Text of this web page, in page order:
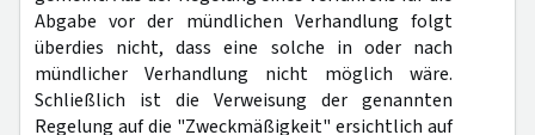
Abgabe vor der mündlichen Verhandlung folgt
überdies nicht, dass eine solche in oder nach
mündlicher Verhandlung nicht möglich wäre.
Schließlich ist die Verweisung der genannten
Regelung auf die "Zweckmäßigkeit" ersichtlich auf